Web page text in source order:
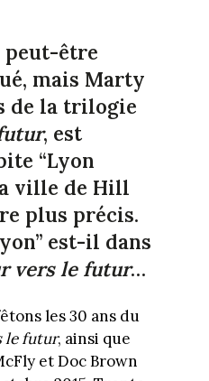
peut-être
mais Marty
de la trilogie
, est
“Lyon
ville de Hill
plus précis.
est-il dans
vers le futur…
les 30 ans du
le futur, ainsi que
et Doc Brown